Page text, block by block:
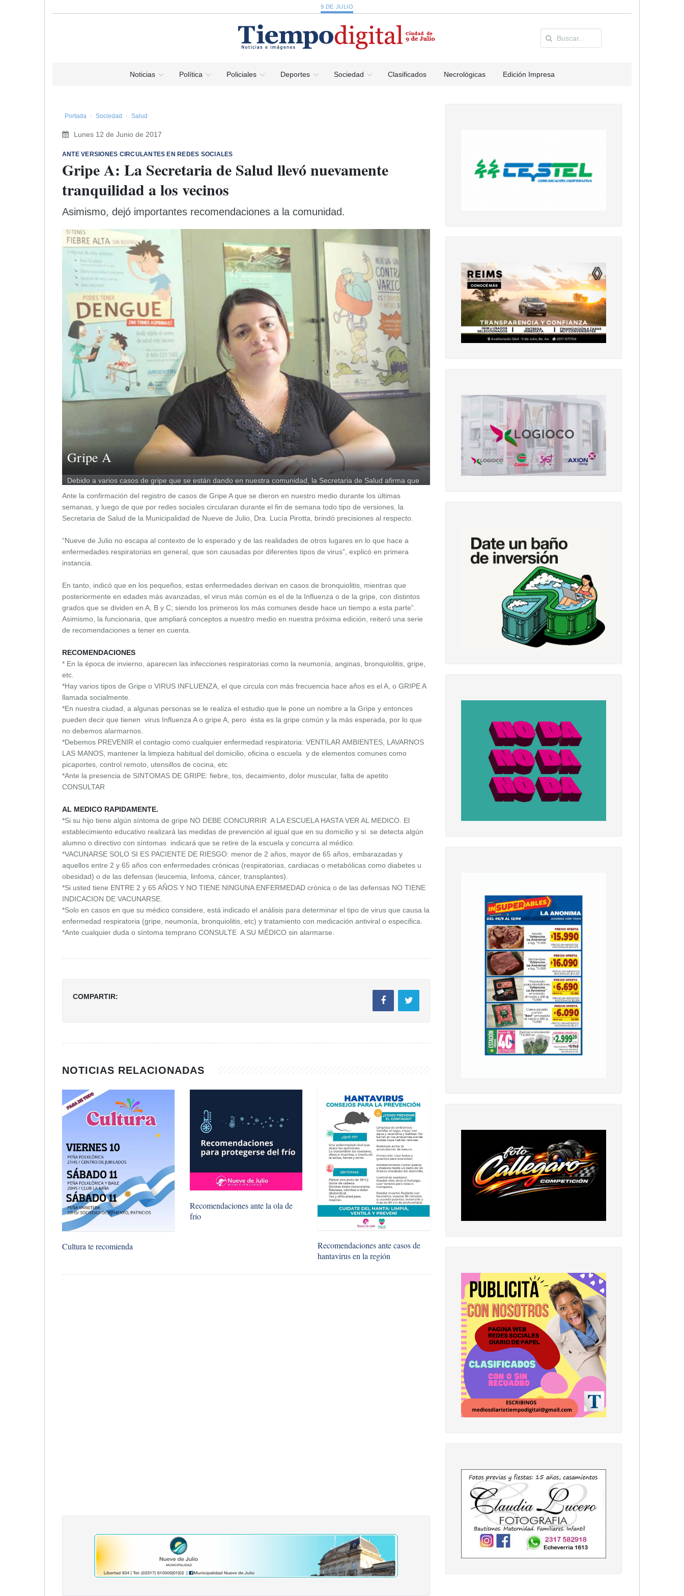
9 DE JULIO
Noticias Política Policiales Deportes Sociedad Clasificados Necrológicas Edición Impresa
Portada Sociedad Salud
Lunes 12 de Junio de 2017
ANTE VERSIONES CIRCULANTES EN REDES SOCIALES
Gripe A: La Secretaria de Salud llevó nuevamente
tranquilidad a los vecinos
Asimismo, dejó importantes recomendaciones a la comunidad.
Gripe A
Debido a varios casos de gripe que se están dando en nuestra comunidad, la Secretaria de Salud afirma que
la situación está controlada.
Ante la confirmación del registro de casos de Gripe A que se dieron en nuestro medio durante los últimas
semanas, y luego de que por redes sociales circularan durante el fin de semana todo tipo de versiones, la
Secretaria de Salud de la Municipalidad de Nueve de Julio, Dra. Lucía Pirotta, brindó precisiones al respecto.
“Nueve de Julio no escapa al contexto de lo esperado y de las realidades de otros lugares en lo que hace a
enfermedades respiratorias en general, que son causadas por diferentes tipos de virus”, explicó en primera
instancia.
En tanto, indicó que en los pequeños, estas enfermedades derivan en casos de bronquiolitis, mientras que
posteriormente en edades más avanzadas, el virus más común es el de la Influenza o de la gripe, con distintos
grados que se dividen en A, B y C; siendo los primeros los más comunes desde hace un tiempo a esta parte”.
Asimismo, la funcionaria, que ampliará conceptos a nuestro medio en nuestra próxima edición, reiteró una serie
de recomendaciones a tener en cuenta.
RECOMENDACIONES
* En la época de invierno, aparecen las infecciones respiratorias como la neumonía, anginas, bronquiolitis, gripe,
etc.
*Hay varios tipos de Gripe o VIRUS INFLUENZA, el que circula con más frecuencia hace años es el A, o GRIPE A
llamada socialmente.
*En nuestra ciudad, a algunas personas se le realiza el estudio que le pone un nombre a la Gripe y entonces
pueden decir que tienen virus Influenza A o gripe A, pero ésta es la gripe común y la más esperada, por lo que
no debemos alarmarnos.
*Debemos PREVENIR el contagio como cualquier enfermedad respiratoria: VENTILAR AMBIENTES, LAVARNOS
LAS MANOS, mantener la limpieza habitual del domicilio, oficina o escuela y de elementos comunes como
picaportes, control remoto, utensillos de cocina, etc.
*Ante la presencia de SINTOMAS DE GRIPE: fiebre, tos, decaimiento, dolor muscular, falta de apetito
CONSULTAR
AL MEDICO RAPIDAMENTE.
*Si su hijo tiene algún síntoma de gripe NO DEBE CONCURRIR A LA ESCUELA HASTA VER AL MEDICO. El
establecimiento educativo realizará las medidas de prevención al igual que en su domicilio y si se detecta algún
alumno o directivo con síntomas indicará que se retire de la escuela y concurra al médico.
*VACUNARSE SOLO SI ES PACIENTE DE RIESGO: menor de 2 años, mayor de 65 años, embarazadas y
aquellos entre 2 y 65 años con enfermedades crónicas (respiratorias, cardiacas o metabólicas como diabetes u
obesidad) o de las defensas (leucemia, linfoma, cáncer, transplantes).
*Si usted tiene ENTRE 2 y 65 AÑOS Y NO TIENE NINGUNA ENFERMEDAD crónica o de las defensas NO TIENE
INDICACION DE VACUNARSE.
*Solo en casos en que su médico considere, está indicado el análisis para determinar el tipo de virus que causa la
enfermedad respiratoria (gripe, neumonía, bronquiolitis, etc) y tratamiento con medicación antiviral o especifica.
*Ante cualquier duda o síntoma temprano CONSULTE A SU MÉDICO sin alarmarse.
COMPARTIR:
NOTICIAS RELACIONADAS
Cultura te recomienda
Recomendaciones ante la ola de
frío
Recomendaciones ante casos de
hantavirus en la región